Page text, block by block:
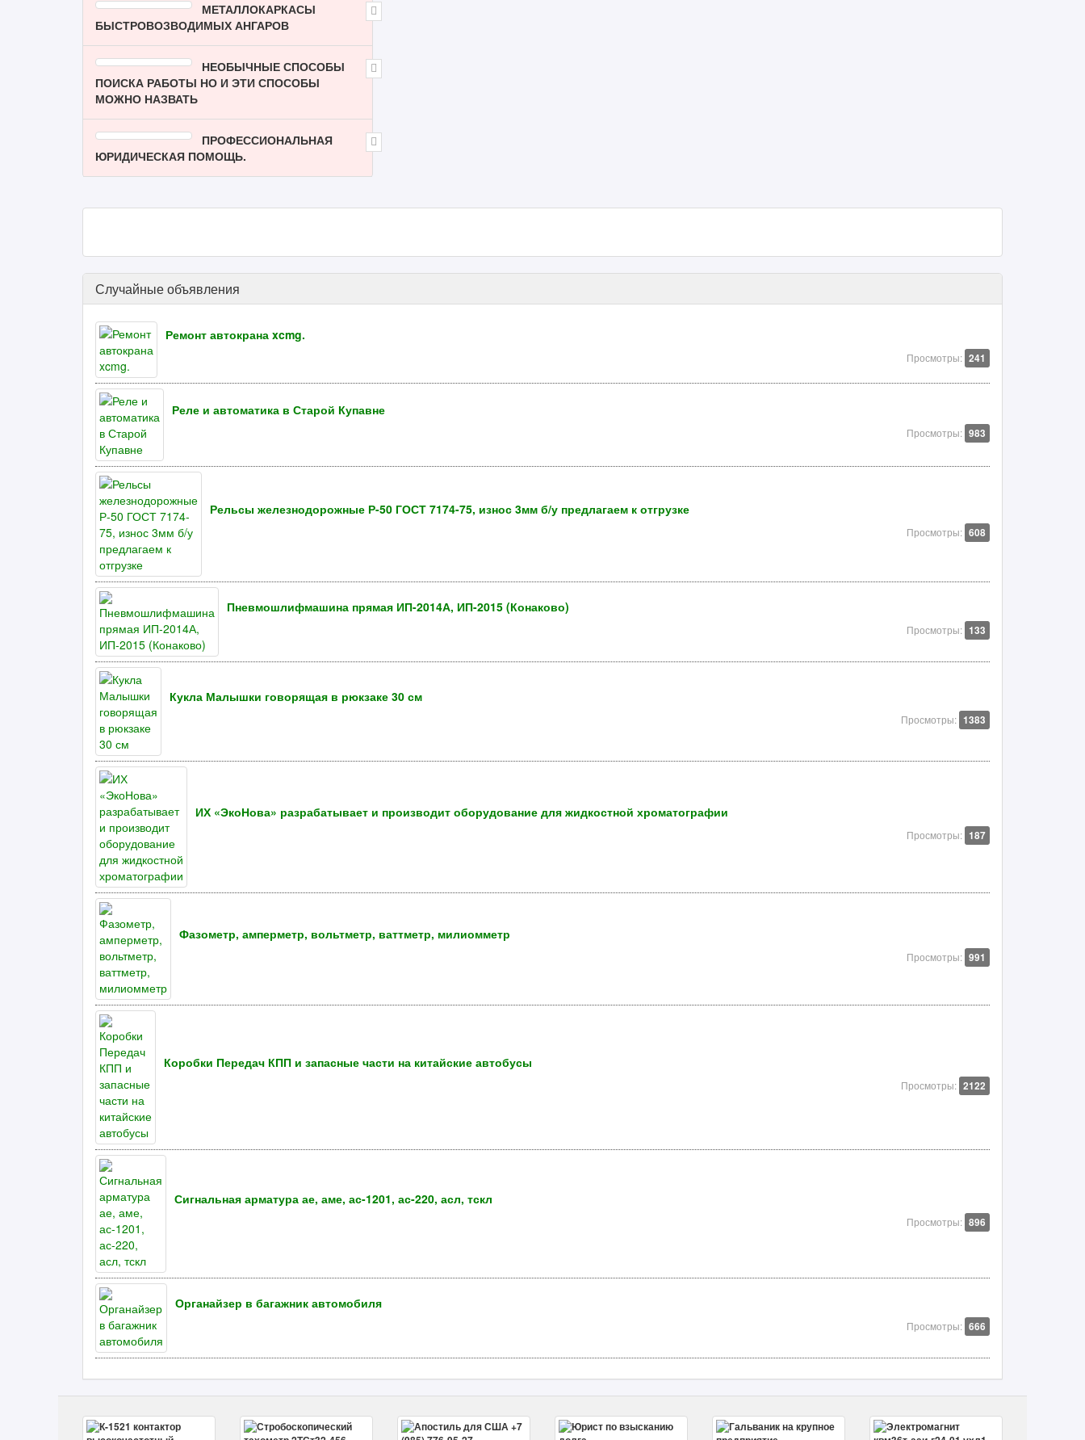
МЕТАЛЛОКАРКАСЫ
БЫСТРОВОЗВОДИМЫХ АНГАРОВ
НЕОБЫЧНЫЕ СПОСОБЫ
ПОИСКА РАБОТЫ НО И ЭТИ СПОСОБЫ
МОЖНО НАЗВАТЬ
ПРОФЕССИОНАЛЬНАЯ
ЮРИДИЧЕСКАЯ ПОМОЩЬ.
Случайные объявления
Ремонт автокрана xcmg.
Просмотры: 241
Реле и автоматика в Старой Купавне
Просмотры: 983
Рельсы железнодорожные Р-50 ГОСТ 7174-75, износ 3мм б/у предлагаем к отгрузке
Просмотры: 608
Пневмошлифмашина прямая ИП-2014А, ИП-2015 (Конаково)
Просмотры: 133
Кукла Малышки говорящая в рюкзаке 30 см
Просмотры: 1383
ИХ «ЭкоНова» разрабатывает и производит оборудование для жидкостной хроматографии
Просмотры: 187
Фазометр, амперметр, вольтметр, ваттметр, милиомметр
Просмотры: 991
Коробки Передач КПП и запасные части на китайские автобусы
Просмотры: 2122
Сигнальная арматура ае, аме, ас-1201, ас-220, асл, тскл
Просмотры: 896
Органайзер в багажник автомобиля
Просмотры: 666